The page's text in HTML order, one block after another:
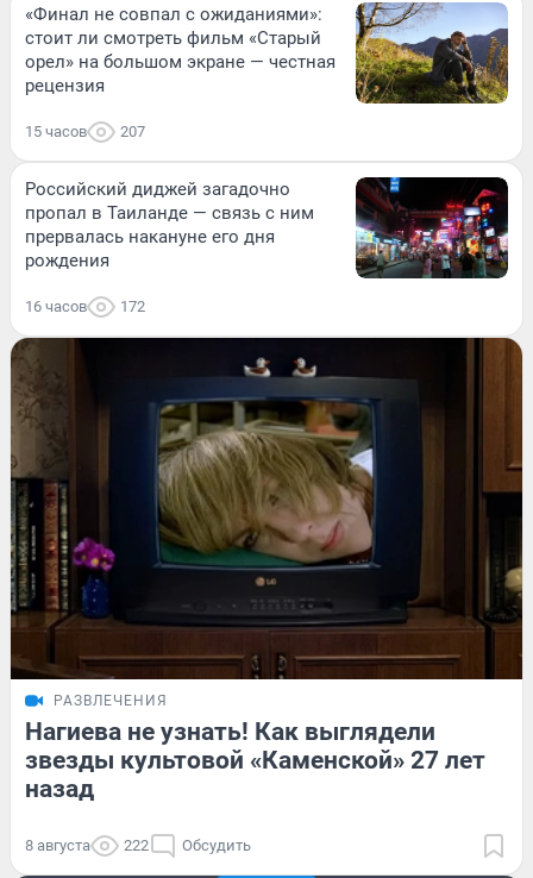
«Финал не совпал с ожиданиями»:
стоит ли смотреть фильм «Старый
орел» на большом экране — честная
рецензия
15 часов 207
Российский диджей загадочно
пропал в Таиланде — связь с ним
прервалась накануне его дня
рождения
16 часов 172
РАЗВЛЕЧЕНИЯ
Нагиева не узнать! Как выглядели
звезды культовой «Каменской» 27 лет
назад
8 августа 222 Обсудить